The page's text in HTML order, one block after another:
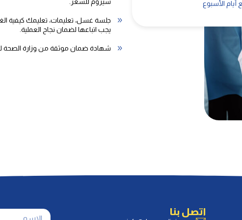
جلسة غسل، تعليمات، تعليمك كيفية
يجب اتباعها لضمان نجاح العملية.
شهادة ضمان موثقة من وزارة الصحة
أيام الأسبوع
اتصل بنا